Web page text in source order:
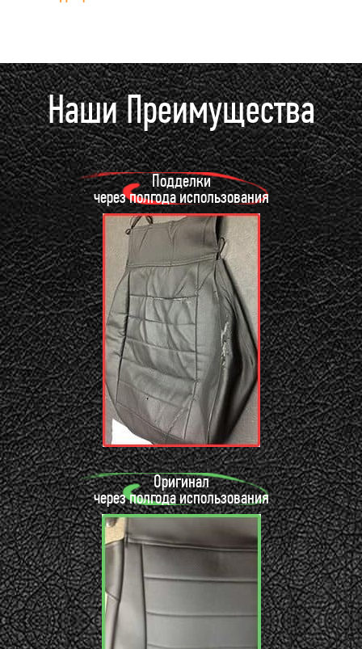
Наши Преимущества
Подделки
через полгода использования
Оригинал
через полгода использования